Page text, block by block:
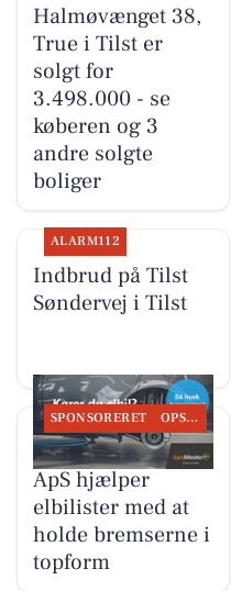
Halmøvænget 38,
True i Tilst er
solgt for
3.498.000 - se
køberen og 3
andre solgte
boliger
ALARM112
Indbrud på Tilst
Søndervej i Tilst
SPONSORERET OPSLAGSTAVLEN
Tilst Auto Aarhus
ApS hjælper
elbilister med at
holde bremserne i
topform